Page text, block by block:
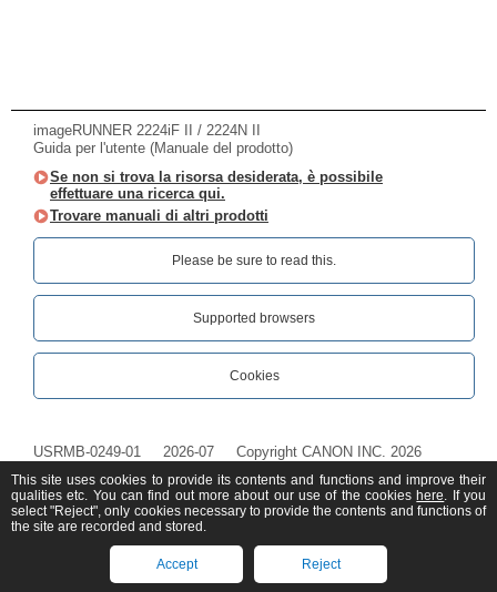
imageRUNNER 2224iF II / 2224N II
Guida per l'utente (Manuale del prodotto)
Se non si trova la risorsa desiderata, è possibile
effettuare una ricerca qui.
Trovare manuali di altri prodotti
Please be sure to read this.‎
Supported browsers
Cookies
USRMB-0249-01 2026-07 Copyright CANON INC. 2026
This site uses cookies to provide its contents and functions and improve their
qualities etc. You can find out more about our use of the cookies here. If you
select "Reject", only cookies necessary to provide the contents and functions of
the site are recorded and stored.
Accept Reject